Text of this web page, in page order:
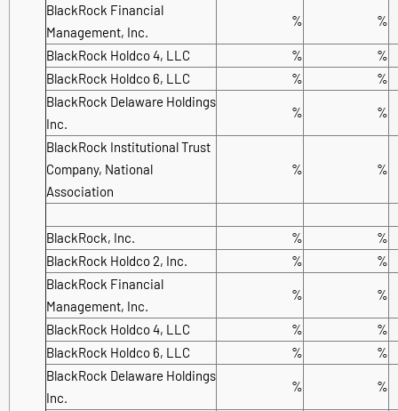
BlackRock Financial
Management, Inc.
% %
BlackRock Holdco 4, LLC %
%
BlackRock Holdco 6, LLC
%
%
BlackRock Delaware Holdings
Inc.
% %
BlackRock Institutional Trust
Company, National
Association
% %
BlackRock, Inc. %
%
BlackRock Holdco 2, Inc.
%
%
BlackRock Financial
Management, Inc.
% %
BlackRock Holdco 4, LLC %
%
BlackRock Holdco 6, LLC
%
%
BlackRock Delaware Holdings
Inc.
% %